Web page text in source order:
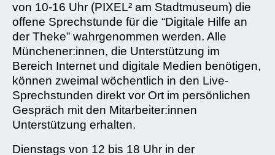
von 10-16 Uhr (PIXEL² am Stadtmuseum) die
offene Sprechstunde für die “Digitale Hilfe an
der Theke” wahrgenommen werden. Alle
Münchener:innen, die Unterstützung im
Bereich Internet und digitale Medien benötigen,
können zweimal wöchentlich in den Live-
Sprechstunden direkt vor Ort im persönlichen
Gespräch mit den Mitarbeiter:innen
Unterstützung erhalten.
Dienstags von 12 bis 18 Uhr in der